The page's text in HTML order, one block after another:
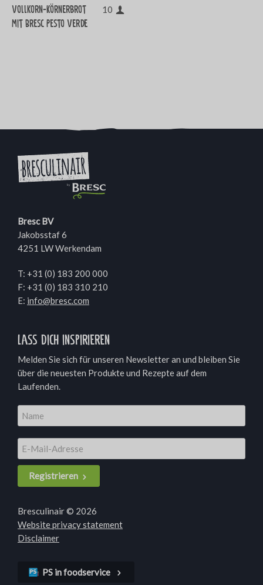
Vollkorn-Körnerbrot
mit Bresc Pesto Verde
10
Bresc BV
Jakobsstaf 6
4251 LW Werkendam
T: +31 (0) 183 200 000
F: +31 (0) 183 310 210
E: info@bresc.com
Lass dich inspirieren
Melden Sie sich für unseren Newsletter an und bleiben Sie
über die neuesten Produkte und Rezepte auf dem
Laufenden.
Registrieren
Bresculinair © 2026
Website privacy statement
Disclaimer
PS in foodservice